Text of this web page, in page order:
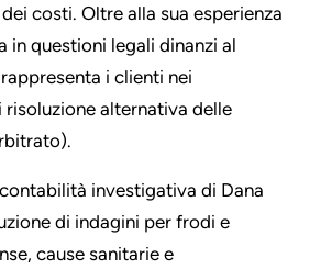
costi. Oltre alla sua esperienza
in questioni legali dinanzi al
i clienti nei
alternativa delle
investigativa di Dana
di indagini per frodi e
cause sanitarie e